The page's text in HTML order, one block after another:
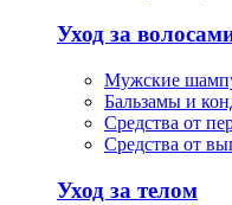
Уход за
Мужские
Бальзамы и
Средства от
Средства от
Уход за телом